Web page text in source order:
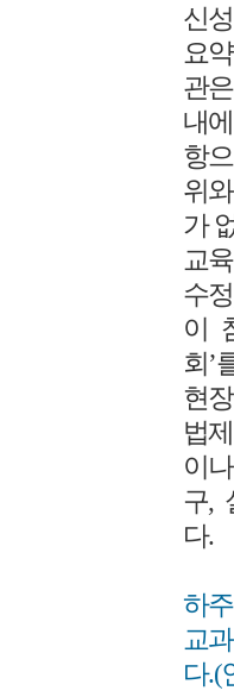
신
요
관
내
항
위
가
교
수
이
회’
현
법
이
구,
다.
하
교
다.(